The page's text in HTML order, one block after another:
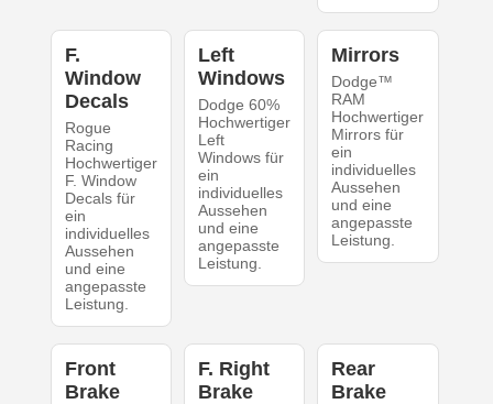
F.
Window
Decals
Rogue
Racing
Hochwertiger
F. Window
Decals für
ein
individuelles
Aussehen
und eine
angepasste
Leistung.
Left
Windows
Dodge 60%
Hochwertiger
Left
Windows für
ein
individuelles
Aussehen
und eine
angepasste
Leistung.
Mirrors
Dodge™
RAM
Hochwertiger
Mirrors für
ein
individuelles
Aussehen
und eine
angepasste
Leistung.
Front
Brake
F. Right
Brake
Rear
Brake